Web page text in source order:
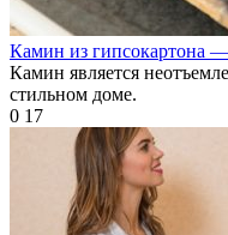
Камин из гипсокартона
Камин является
стильном доме.
0 17